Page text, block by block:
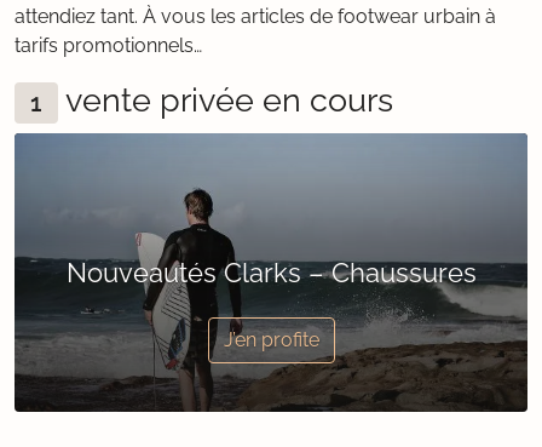
attendiez tant. À vous les articles de footwear urbain à
tarifs promotionnels…
1 vente privée en cours
Nouveautés Clarks – Chaussures
J’en profite